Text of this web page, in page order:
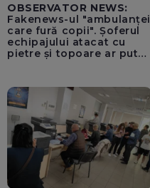
OBSERVATOR NEWS:
Fakenews-ul "ambulanței
care fură copii". Șoferul
echipajului atacat cu
pietre și topoare ar putea